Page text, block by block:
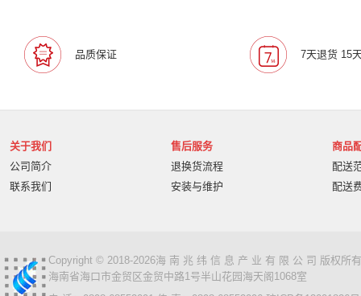
品质保证 7天退货 15
关于我们
公司简介
联系我们
售后服务
退换货流程
安装与维护
商品
配送
配送
Copyright © 2018-2026海 南 兆 纬 信 息 产 业 有 限 公 司 版权所
海南省海口市金贸区金贸中路1号半山花园海天阁1068室